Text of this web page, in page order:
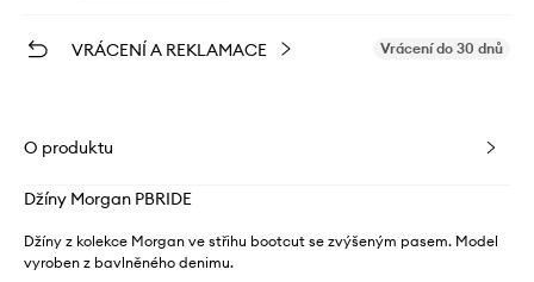
VRÁCENÍ A REKLAMACE Vrácení do 30 dnů
O produktu
Džíny Morgan PBRIDE
Džíny z kolekce Morgan ve střihu bootcut se zvýšeným pasem. Model
vyroben z bavlněného denimu.